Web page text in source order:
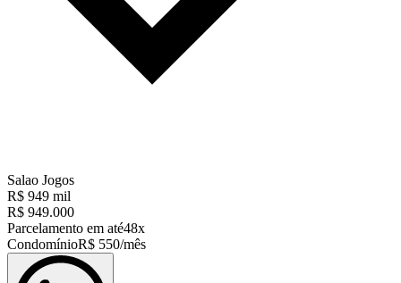
Salao Jogos
R$ 949 mil
R$ 949.000
Parcelamento em até48x
CondomínioR$ 550/mês